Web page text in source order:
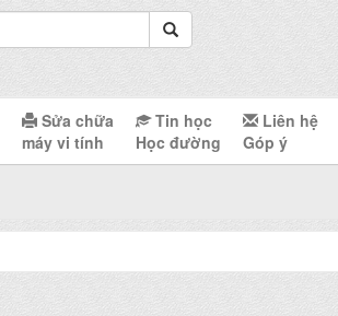
Sửa chữa
máy vi tính
Tin học
Học đường
Liên hệ
Góp ý